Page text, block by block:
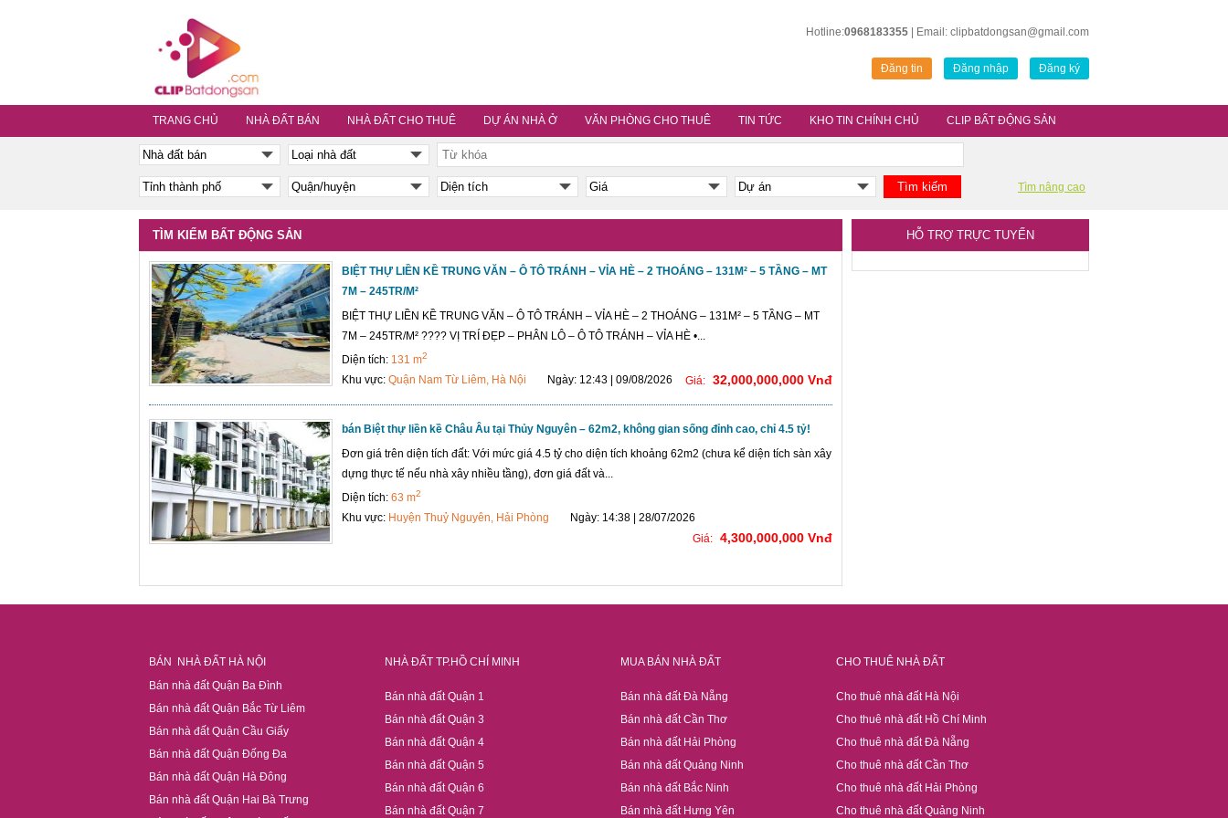
Hotline:0968183355 | Email: clipbatdongsan@gmail.com
Đăng tin Đăng nhập Đăng ký
TRANG CHỦ NHÀ ĐẤT BÁN NHÀ ĐẤT CHO THUÊ DỰ ÁN NHÀ Ở VĂN PHÒNG CHO THUÊ TIN TỨC KHO TIN CHÍNH CHỦ CLIP BẤT ĐỘNG SẢN
Tìm nâng cao
TÌM KIẾM BẤT ĐỘNG SẢN
BIỆT THỰ LIỀN KỀ TRUNG VĂN – Ô TÔ TRÁNH – VỈA HÈ – 2 THOÁNG – 131M² – 5 TẦNG – MT
7M – 245TR/M²
BIỆT THỰ LIỀN KỀ TRUNG VĂN – Ô TÔ TRÁNH – VỈA HÈ – 2 THOÁNG – 131M² – 5 TẦNG – MT
7M – 245TR/M² ???? VỊ TRÍ ĐẸP – PHÂN LÔ – Ô TÔ TRÁNH – VỈA HÈ •...
Diện tích: 131 m2
Khu vực: Quận Nam Từ Liêm, Hà Nội Ngày: 12:43 | 09/08/2026 Giá: 32,000,000,000 Vnđ
bán Biệt thự liền kề Châu Âu tại Thủy Nguyên – 62m2, không gian sống đỉnh cao, chỉ 4.5 tỷ!
Đơn giá trên diện tích đất: Với mức giá 4.5 tỷ cho diện tích khoảng 62m2 (chưa kể diện tích sàn xây
dựng thực tế nếu nhà xây nhiều tầng), đơn giá đất và...
Diện tích: 63 m2
Khu vực: Huyện Thuỷ Nguyên, Hải Phòng
Ngày: 14:38 | 28/07/2026
Giá: 4,300,000,000 Vnđ
HỖ TRỢ TRỰC TUYẾN
BÁN NHÀ ĐẤT HÀ NỘI NHÀ ĐẤT TP.HỒ CHÍ MINH MUA BÁN NHÀ ĐẤT
CHO THUÊ NHÀ ĐẤT
Bán nhà đất Quận Ba Đình
Bán nhà đất Quận Bắc Từ Liêm
Bán nhà đất Quận Cầu Giấy
Bán nhà đất Quận Đống Đa
Bán nhà đất Quận Hà Đông
Bán nhà đất Quận Hai Bà Trưng
Bán nhà đất Quận 1
Bán nhà đất Quận 3
Bán nhà đất Quận 4
Bán nhà đất Quận 5
Bán nhà đất Quận 6
Bán nhà đất Quận 7
Bán nhà đất Đà Nẵng
Bán nhà đất Cần Thơ
Bán nhà đất Hải Phòng
Bán nhà đất Quảng Ninh
Bán nhà đất Bắc Ninh
Bán nhà đất Hưng Yên
Cho thuê nhà đất Hà Nội
Cho thuê nhà đất Hồ Chí Minh
Cho thuê nhà đất Đà Nẵng
Cho thuê nhà đất Cần Thơ
Cho thuê nhà đất Hải Phòng
Cho thuê nhà đất Quảng Ninh